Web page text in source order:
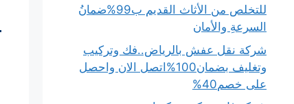
للتخلص من الأثاث القديم ب99%ضمانُ
السرعةِ والأمان
شركة نقل عفش بالرياض..فك وتركيب
وتغليف بضمان100%اتصل الان واحصل
على خصم40%